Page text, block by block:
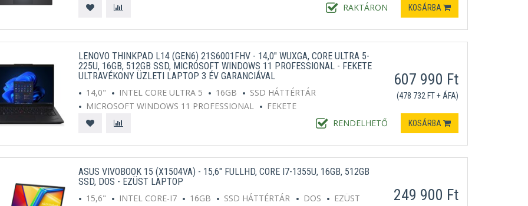
RAKTÁRON KOSÁRBA
LENOVO THINKPAD L14 (GEN6) 21S6001FHV - 14,0" WUXGA, CORE ULTRA 5-
225U, 16GB, 512GB SSD, MICROSOFT WINDOWS 11 PROFESSIONAL - FEKETE
ULTRAVÉKONY ÜZLETI LAPTOP 3 ÉV GARANCIÁVAL
14,0"
INTEL CORE ULTRA 5 16GB
SSD HÁTTÉRTÁR
MICROSOFT WINDOWS 11 PROFESSIONAL
FEKETE
RENDELHETŐ
607 990 Ft
(478 732 FT + ÁFA)
KOSÁRBA
ASUS VIVOBOOK 15 (X1504VA) - 15,6" FULLHD, CORE I7-1355U, 16GB, 512GB
SSD, DOS - EZÜST LAPTOP
15,6"
INTEL CORE-I7 16GB SSD HÁTTÉRTÁR DOS EZÜST 249 900 Ft